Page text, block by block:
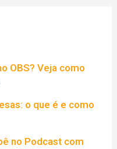
OBS? Veja como
o que é e como
no Podcast com